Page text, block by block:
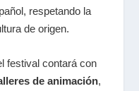
respetando la
de origen.
festival contará con
de animación,